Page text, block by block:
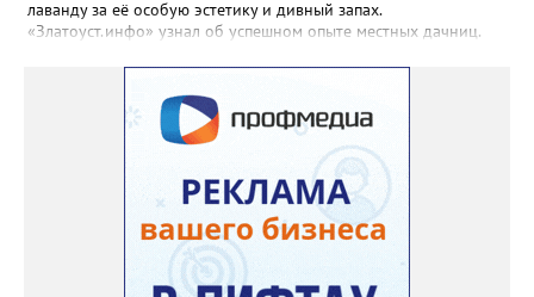
лаванду за её особую эстетику и дивный запах.
«Златоуст.инфо» узнал об успешном опыте местных дачниц.
семян (на фото), - отметила «Златоуст.инфо» хозяйка частного
дома Екатерина Бойко. – Посадила вдоль забора, потому что
низины этот цветок не любит. Вот уже второй год растет и
радует меня. Соседи просят саженцы: аромат и до них
доносится. В конце лета собираю лаванду в пучки, сушу –
получаются букеты и саше одновременно. Лаванда широко
используется и в кулинарии». Семена, отметила собеседница
нашего портала, у неё были сорта «Вознесенская узколистная».
Только она хорошо зимует без укрытия. Всхожесть оказалась
на удивление хорошей: из пяти семян из каждой пачки четыре
взошли даже без стратификации. После покупки (по весне)